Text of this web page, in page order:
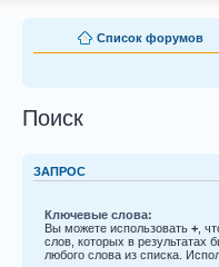
Список форумов
Поиск
ЗАПРОС
Ключевые слова:
Вы можете использовать+ ,
слов, которых в результатах
любого слова из списка.